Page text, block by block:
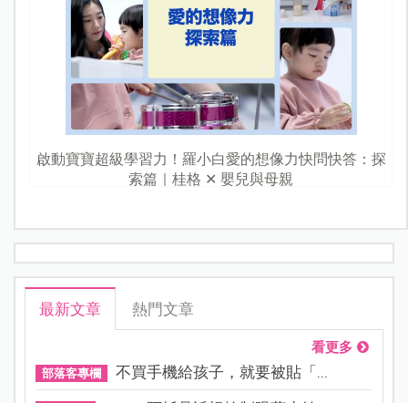
啟動寶寶超級學習力！羅小白愛的想像力快問快答：探
索篇｜桂格 ✕ 嬰兒與母親
最新文章 熱門文章
看更多
部落客專欄 不買手機給孩子，就要被貼「...